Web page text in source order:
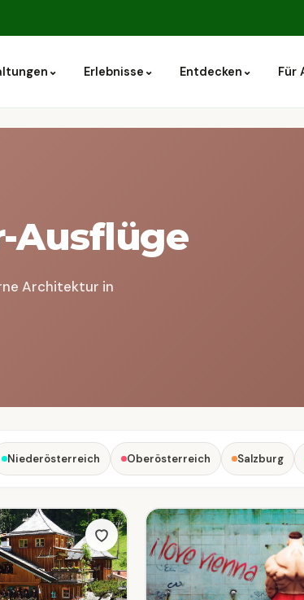
⌄ Erlebnisse ⌄ Entdecken ⌄ Für
Ausflüge
Architektur in
Niederösterreich Oberösterreich Salzburg